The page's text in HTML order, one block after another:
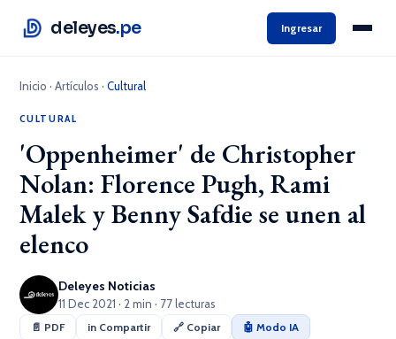
deleyes.pe Ingresar
Inicio ·Artículos ·Cultural
CULTURAL
'Oppenheimer' de Christopher
Nolan: Florence Pugh, Rami
Malek y Benny Safdie se unen al
elenco
Deleyes Noticias
11 Dec 2021 · 2 min · 77 lecturas
📄 PDF in Compartir 🔗 Copiar
🤖 Modo IA